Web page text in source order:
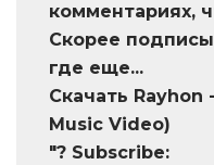
комментариях,
Скорее
где еще...
Скачать
Music Video)
"? Subscribe: